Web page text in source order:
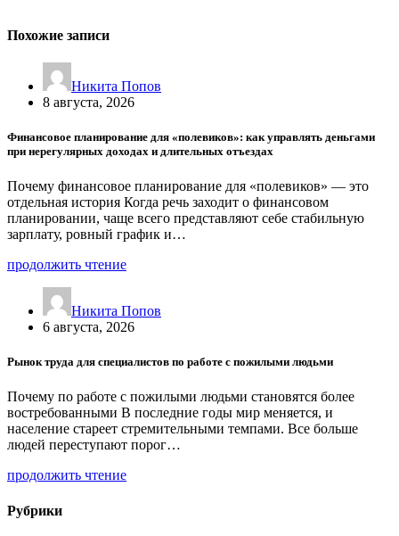
Похожие записи
Никита Попов
8 августа, 2026
Финансовое планирование для «полевиков»: как управлять деньгами
при нерегулярных доходах и длительных отъездах
Почему финансовое планирование для «полевиков» — это
отдельная история Когда речь заходит о финансовом
планировании, чаще всего представляют себе стабильную
зарплату, ровный график и…
продолжить чтение
Никита Попов
6 августа, 2026
Рынок труда для специалистов по работе с пожилыми людьми
Почему по работе с пожилыми людьми становятся более
востребованными В последние годы мир меняется, и
население стареет стремительными темпами. Все больше
людей переступают порог…
продолжить чтение
Рубрики